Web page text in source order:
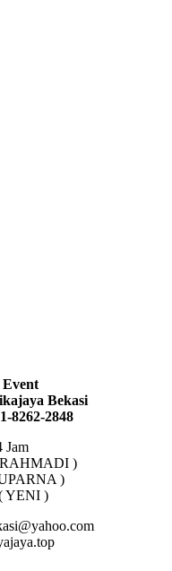
Bekasi
8262-2848
Jam
RAHMADI )
)
YENI )